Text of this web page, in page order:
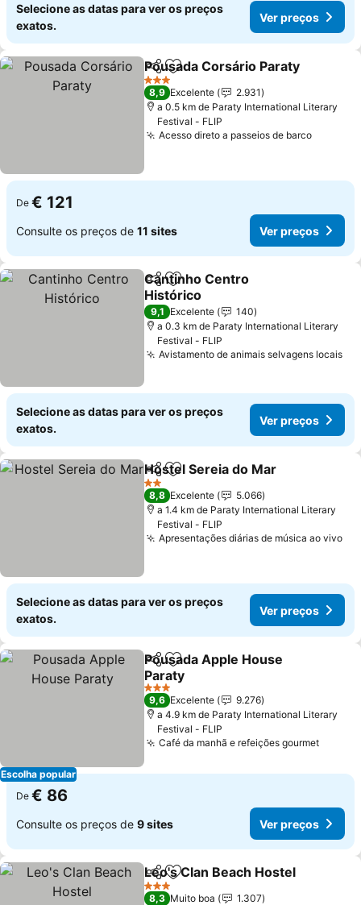
Selecione as datas para ver os preços
exatos.
Ver preços
PartilharAdicionar aos favoritos
Pousada Corsário Paraty
3 Estrelas
8,9 Excelente
2.931
a 0.5 km de Paraty International Literary
Festival - FLIP
Acesso direto a passeios de barco
De € 121
Consulte os preços de 11 sites Ver preços
PartilharAdicionar aos favoritos
Cantinho Centro
Histórico
9,1 Excelente
140
a 0.3 km de Paraty International Literary
Festival - FLIP
Avistamento de animais selvagens locais
Selecione as datas para ver os preços
exatos.
Ver preços
PartilharAdicionar aos favoritos
Hostel Sereia do Mar
2 Estrelas
8,8 Excelente
5.066
a 1.4 km de Paraty International Literary
Festival - FLIP
Apresentações diárias de música ao vivo
Selecione as datas para ver os preços
exatos.
Ver preços
Escolha popular
PartilharAdicionar aos favoritos
Pousada Apple House
Paraty
3 Estrelas
9,6 Excelente
9.276
a 4.9 km de Paraty International Literary
Festival - FLIP
Café da manhã e refeições gourmet
De € 86
Consulte os preços de 9 sites Ver preços
PartilharAdicionar aos favoritos
Leo's Clan Beach Hostel
3 Estrelas
8,3 Muito boa
1.307